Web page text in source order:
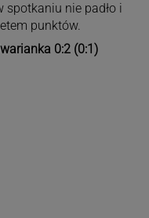
spotkaniu nie padło i
punktów.
0:2 (0:1)